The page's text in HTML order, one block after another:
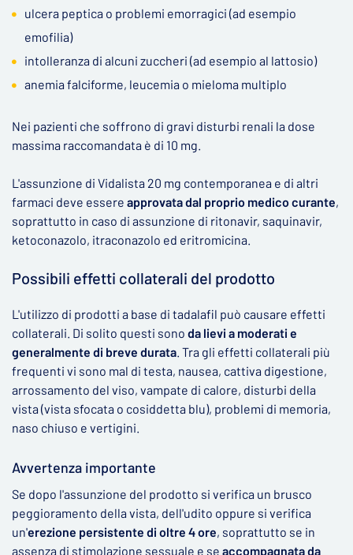
ulcera peptica o problemi emorragici (ad esempio
emofilia)
intolleranza di alcuni zuccheri (ad esempio al lattosio)
anemia falciforme, leucemia o mieloma multiplo
Nei pazienti che soffrono di gravi disturbi renali la dose
massima raccomandata è di 10 mg.
L'assunzione di Vidalista 20 mg contemporanea e di altri
farmaci deve essere approvata dal proprio medico curante,
soprattutto in caso di assunzione di ritonavir, saquinavir,
ketoconazolo, itraconazolo ed eritromicina.
Possibili effetti collaterali del prodotto
L'utilizzo di prodotti a base di tadalafil può causare effetti
collaterali. Di solito questi sono da lievi a moderati e
generalmente di breve durata. Tra gli effetti collaterali più
frequenti vi sono mal di testa, nausea, cattiva digestione,
arrossamento del viso, vampate di calore, disturbi della
vista (vista sfocata o cosiddetta blu), problemi di memoria,
naso chiuso e vertigini.
Avvertenza importante
Se dopo l'assunzione del prodotto si verifica un brusco
peggioramento della vista, dell'udito oppure si verifica
un'erezione persistente di oltre 4 ore, soprattutto se in
assenza di stimolazione sessuale e se accompagnata da